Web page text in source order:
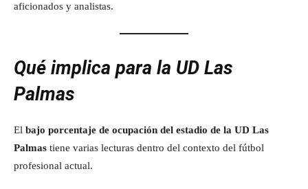
aficionados y analistas.
Qué implica para la UD Las
Palmas
El bajo porcentaje de ocupación del estadio de la UD Las
Palmas tiene varias lecturas dentro del contexto del fútbol
profesional actual.